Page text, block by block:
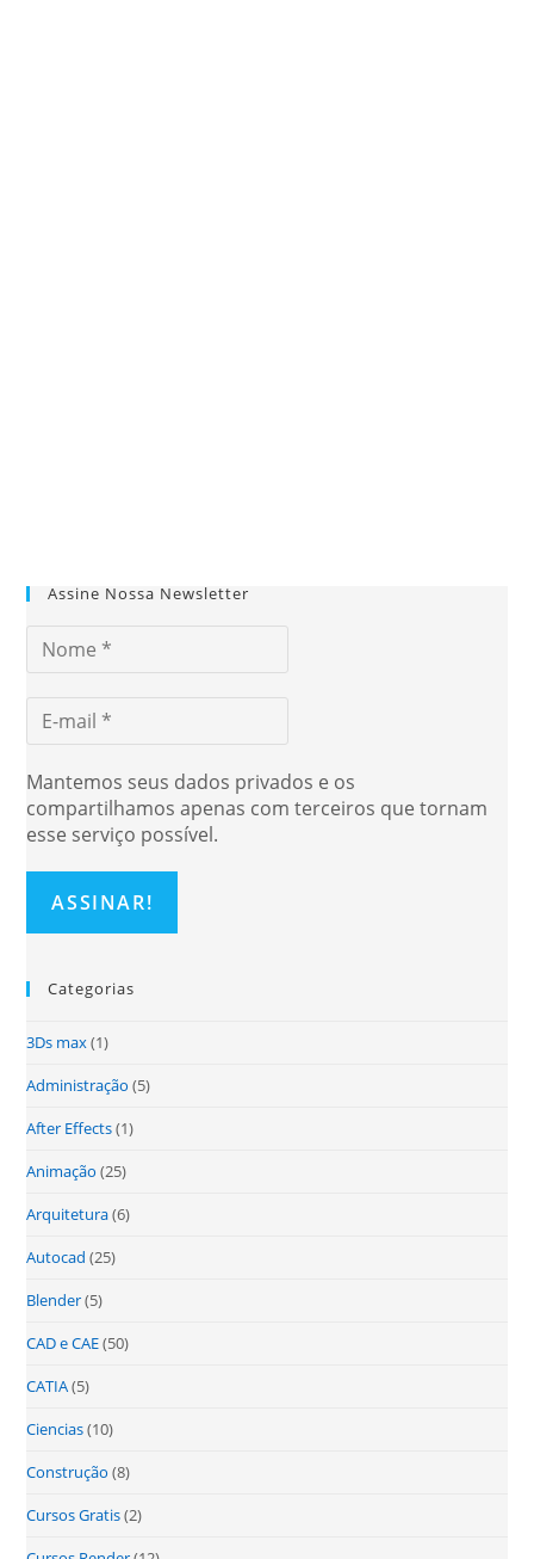
Assine Nossa Newsletter
Mantemos seus dados privados e os
compartilhamos apenas com terceiros que tornam
esse serviço possível.
Categorias
3Ds max(1)
Administração (5)
After Effects(1)
Animação (25)
Arquitetura(6)
Autocad (25)
Blender(5)
CAD e CAE(50)
CATIA(5)
Ciencias(10)
Construção (8)
Cursos Gratis(2)